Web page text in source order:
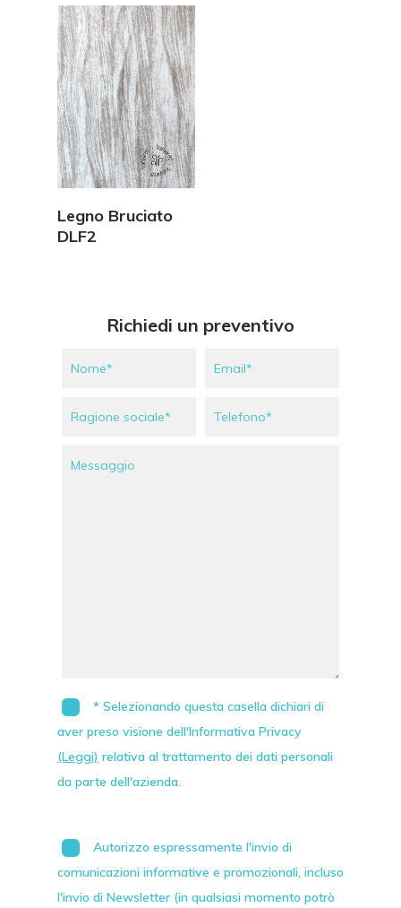
Legno Bruciato
DLF2
Richiedi un preventivo
* Selezionando questa casella dichiari di
aver preso visione dell'Informativa Privacy
(Leggi) relativa al trattamento dei dati personali
da parte dell'azienda.
Autorizzo espressamente l'invio di
comunicazioni informative e promozionali, incluso
l'invio di Newsletter (in qualsiasi momento potrò